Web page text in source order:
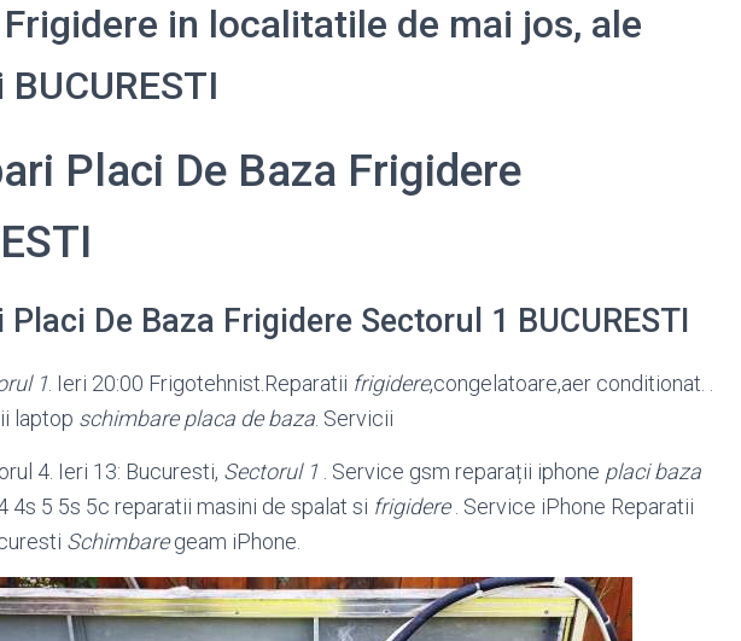
Frigidere in localitatile de mai jos, ale
Placi De Baza Frigidere
De Baza Frigidere Sectorul 1 BUCURESTI
1 . Ieri 20:00 Frigotehnist.Reparatii frigidere,congelatoare,aer conditionat. .
laptop schimbare placa de baza . Servicii
4. Ieri 13: Bucuresti, Sectorul 1 . Service gsm reparații iphone placi baza
4s 5 5s 5c reparatii masini de spalat si frigidere. Service iPhone Reparatii
Schimbaregeam iPhone.